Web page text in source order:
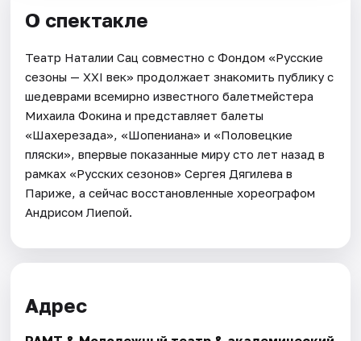
О спектакле
Театр Наталии Сац совместно с Фондом «Русские
сезоны — ХХI век» продолжает знакомить публику с
шедеврами всемирно известного балетмейстера
Михаила Фокина и представляет балеты
«Шахерезада», «Шопениана» и «Половецкие
пляски», впервые показанные миру сто лет назад в
рамках «Русских сезонов» Сергея Дягилева в
Париже, а сейчас восстановленные хореографом
Андрисом Лиепой.
Адрес